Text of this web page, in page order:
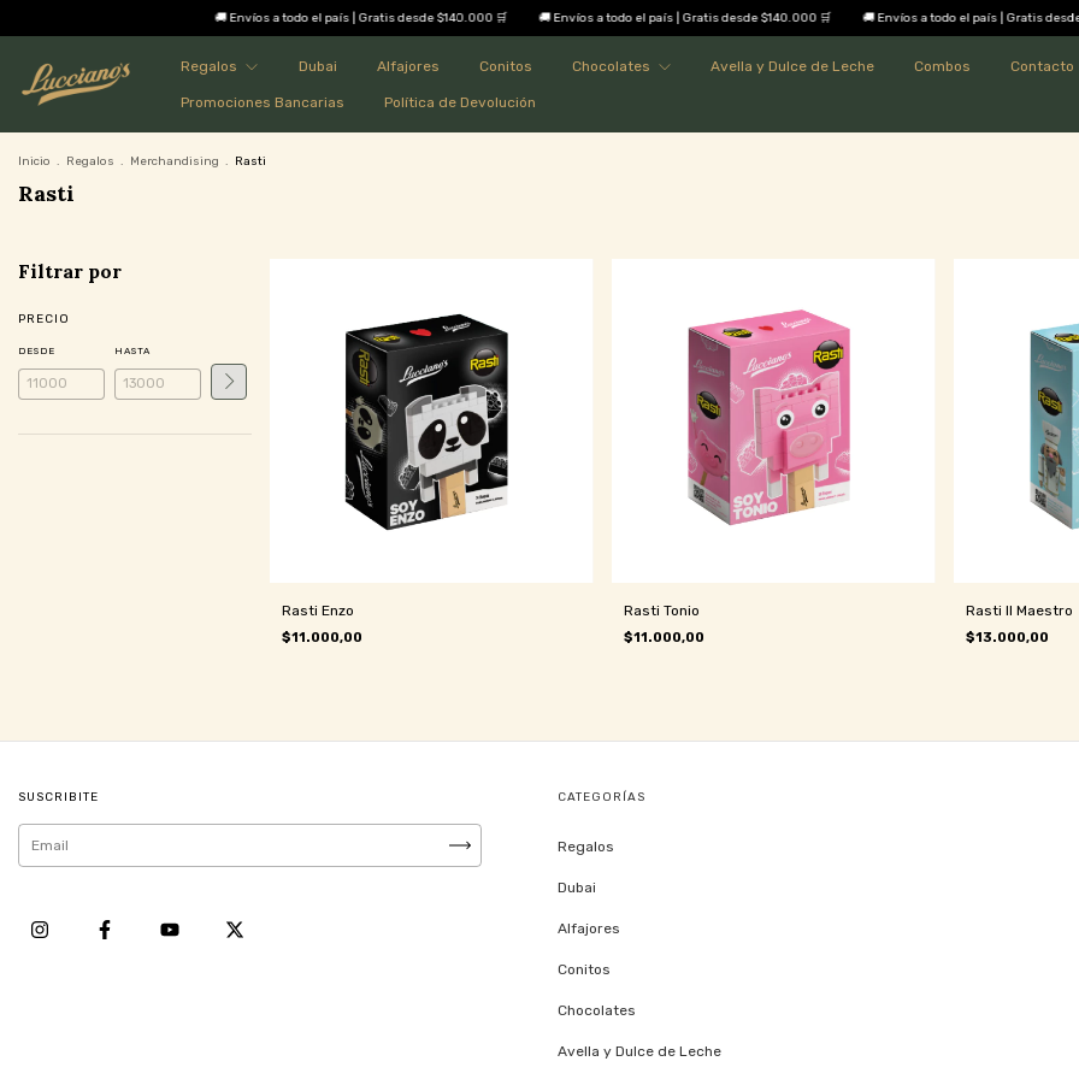
🚚 Envíos a todo el país | Gratis desde $140.000 🛒 🚚 Envíos a todo el país | Gratis desde $140.000 🛒 🚚 Envíos a todo el país | Gratis desde
Regalos Dubai Alfajores Conitos Chocolates Avella y Dulce de Leche Combos Contacto
Promociones Bancarias Política de Devolución
Inicio . Regalos . Merchandising . Rasti
Rasti
Filtrar por
PRECIO
DESDE HASTA
Rasti Enzo
$11.000,00
Rasti Tonio
$11.000,00
Rasti Il Maestro
$13.000,00
SUSCRIBITE CATEGORÍAS
Regalos
Dubai
Alfajores
Conitos
Chocolates
Avella y Dulce de Leche